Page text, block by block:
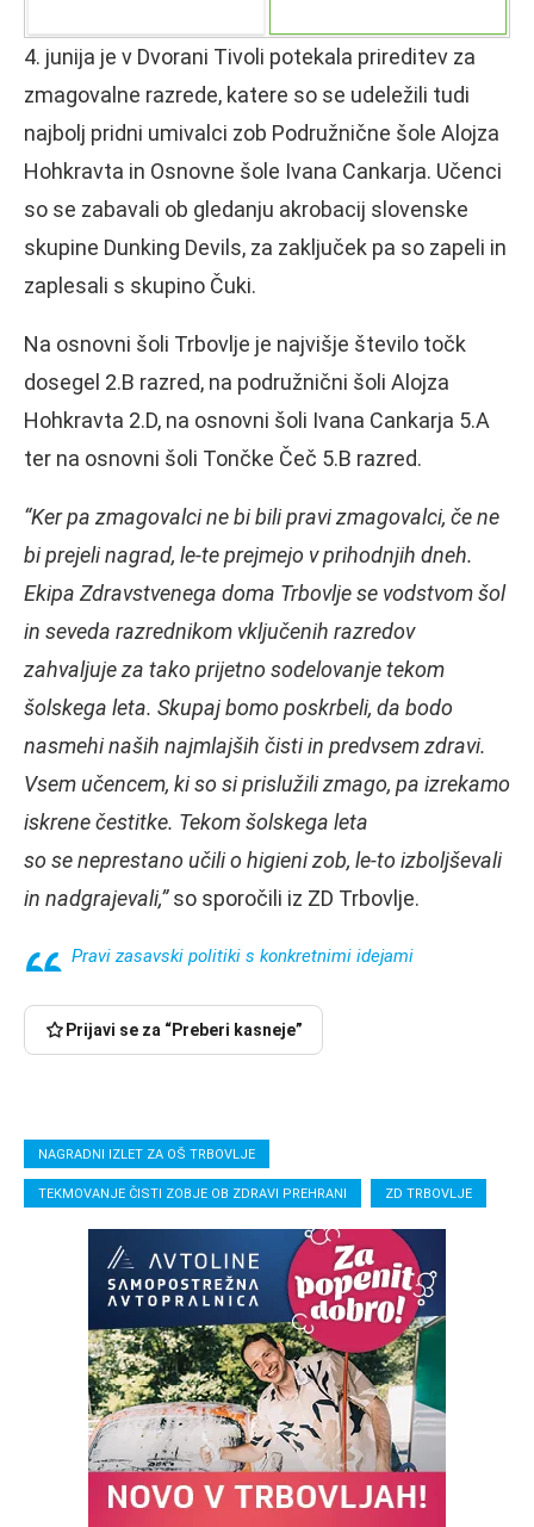
4. junija je v Dvorani Tivoli potekala prireditev za
zmagovalne razrede, katere so se udeležili tudi
najbolj pridni umivalci zob Podružnične šole Alojza
Hohkravta in Osnovne šole Ivana Cankarja. Učenci
so se zabavali ob gledanju akrobacij slovenske
skupine Dunking Devils, za zaključek pa so zapeli in
zaplesali s skupino Čuki.
Na osnovni šoli Trbovlje je najvišje število točk
dosegel 2.B razred, na podružnični šoli Alojza
Hohkravta 2.D, na osnovni šoli Ivana Cankarja 5.A
ter na osnovni šoli Tončke Čeč 5.B razred.
“Ker pa zmagovalci ne bi bili pravi zmagovalci, če ne
bi prejeli nagrad, le-te prejmejo v prihodnjih dneh.
Ekipa Zdravstvenega doma Trbovlje se vodstvom šol
in seveda razrednikom vključenih razredov
zahvaljuje za tako prijetno sodelovanje tekom
šolskega leta. Skupaj bomo poskrbeli, da bodo
nasmehi naših najmlajših čisti in predvsem zdravi.
Vsem učencem, ki so si prislužili zmago, pa izrekamo
iskrene čestitke. Tekom šolskega leta
so se neprestano učili o higieni zob, le-to izboljševali
in nadgrajevali,”so sporočili iz ZD Trbovlje.
Pravi zasavski politiki s konkretnimi idejami
Prijavi se za “Preberi kasneje”
NAGRADNI IZLET ZA OŠ TRBOVLJE
TEKMOVANJE ČISTI ZOBJE OB ZDRAVI PREHRANI ZD TRBOVLJE